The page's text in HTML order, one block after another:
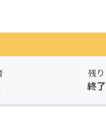
残り
終了